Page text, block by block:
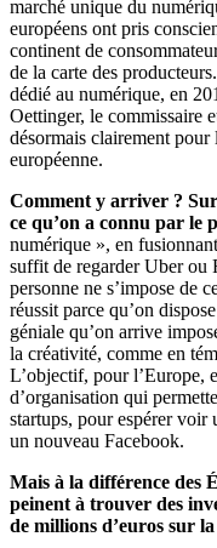
marché unique du
européens ont pris
continent de
de la carte des
dédié au numérique, en
Oettinger, le commissaire
désormais clairement pour
européenne.
Comment y arriver ?
ce qu’on a connu par le
numérique », en
suffit de regarder Uber ou
personne ne s’impose de
réussit parce qu’on
géniale qu’on arrive
la créativité, comme en
L’objectif, pour l’Europe,
d’organisation qui
startups, pour espérer
un nouveau Facebook.
Mais à la différence des
peinent à trouver des
de millions d’euros sur